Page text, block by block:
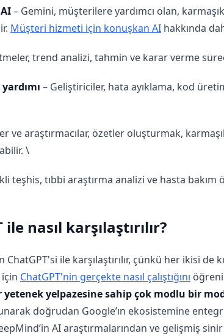
– Gemini, müşterilere yardımcı olan,
Müşteri hizmeti için konuşkan AI hakkında
trend analizi, tahmin ve karar verme
– Geliştiriciler, hata ayıklama, kod
ve araştırmacılar, özetler oluşturmak,
\
teşhis, tıbbi araştırma analizi ve hasta
nasıl karşılaştırılır?
ile karşılaştırılır, çünkü her ikisi
ChatGPT'nin gerçekte nasıl çalıştığını
yelpazesine sahip çok modlu bir
doğrudan Google’ın ekosistemine
AI araştırmalarından ve gelişmiş